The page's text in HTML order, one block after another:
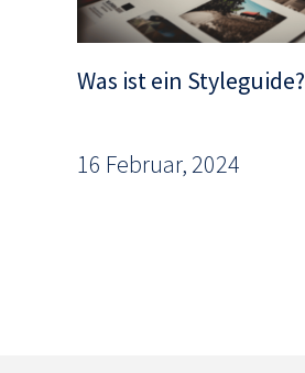
Was ist ein Styleguide?
16 Februar, 2024